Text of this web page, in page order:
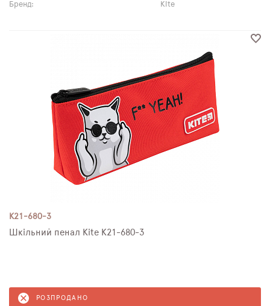
Бренд:
Kite
K21-680-3
Шкільний пенал Kite K21-680-3
РОЗПРОДАНО